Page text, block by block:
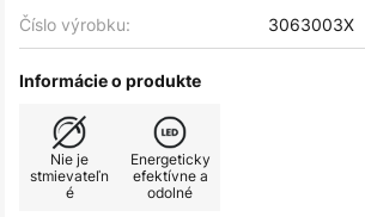
Číslo výrobku: 3063003X
Informácie o produkte
Nie je
stmievateľn
é
Energeticky
efektívne a
odolné